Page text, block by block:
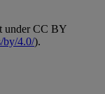
under CC BY
by/4.0/).